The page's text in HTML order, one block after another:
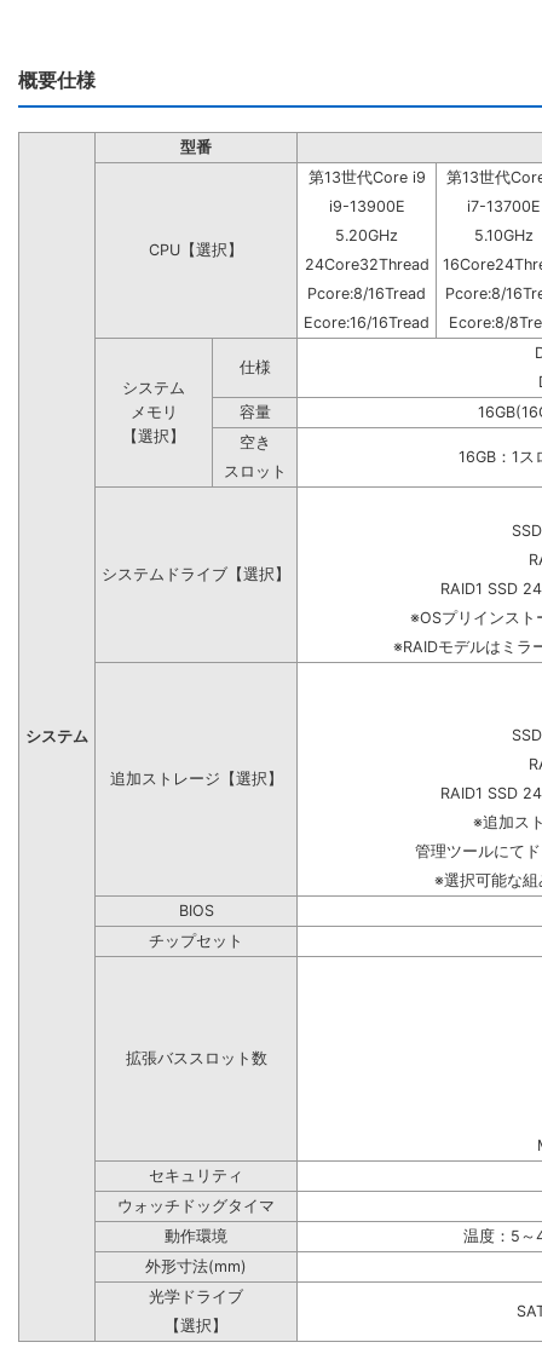
概要仕様
システム
型番
CPU【選択】
第13世代Core i9
第13世代
i9-13900E
i7-13700E
5.20GHz
5.10GHz
24Core32Thread
Pcore:8/16Tread
Pcore:8/
Ecore:16/16Tread
Ecore:8/
システム
メモリ
【選択】
仕様
容量
空き
16GB：1
スロット
システムドライブ【選択】
RAID1 SSD
※OSプリインスト
※RAIDモデルはミラ
追加ストレージ【選択】
RAID1 SSD
※追加ス
管理ツールにて
※選択可能な
BIOS
チップセット
拡張バススロット数
セキュリティ
ウォッチドッグタイマ
動作環境
温度：5
外形寸法(mm)
光学ドライブ
【選択】